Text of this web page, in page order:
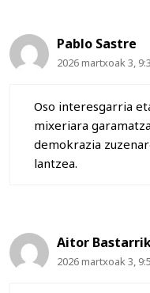
Pablo Sastre
2026 martxoak 3,
Oso interesgarria
mixeriara
demokrazia
lantzea.
Aitor
2026 martxoak 3,